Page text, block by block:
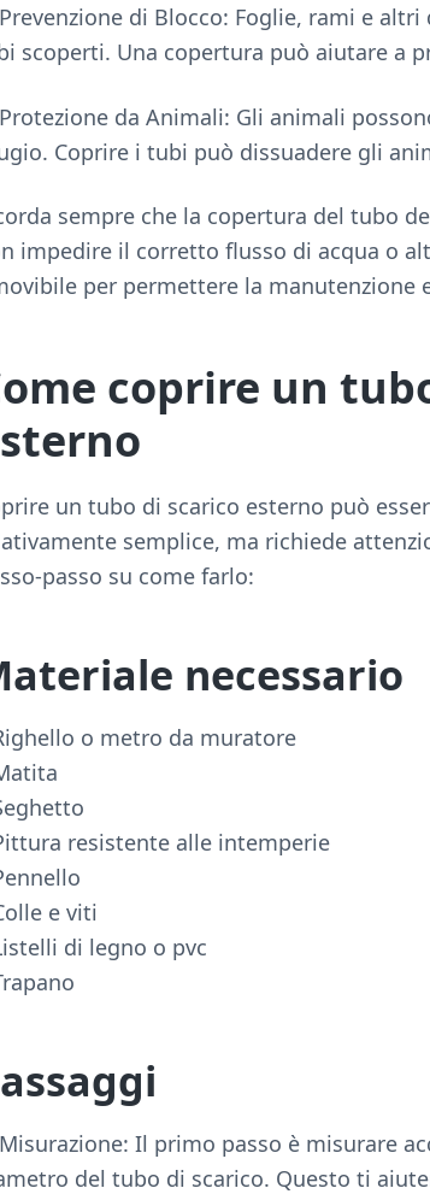
di Blocco: Foglie, rami e
scoperti. Una copertura può aiutare a
da Animali: Gli animali
Coprire i tubi può dissuadere gli
sempre che la copertura del tubo
impedire il corretto flusso di acqua o
per permettere la manutenzione
coprire un
un tubo di scarico esterno può
semplice, ma richiede
passo su come farlo:
necessario
o metro da muratore
resistente alle intemperie
e viti
di legno o pvc
Il primo passo è misurare
del tubo di scarico. Questo ti